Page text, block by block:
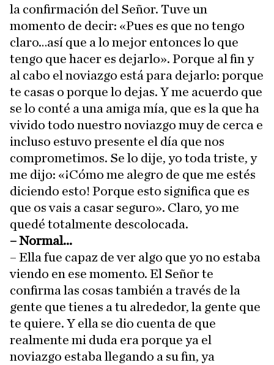
la confirmación del Señor. Tuve un
momento de decir: «Pues es que no tengo
claro…así que a lo mejor entonces lo que
tengo que hacer es dejarlo». Porque al fin y
al cabo el noviazgo está para dejarlo: porque
te casas o porque lo dejas. Y me acuerdo que
se lo conté a una amiga mía, que es la que ha
vivido todo nuestro noviazgo muy de cerca e
incluso estuvo presente el día que nos
comprometimos. Se lo dije, yo toda triste, y
me dijo: «¡Cómo me alegro de que me estés
diciendo esto! Porque esto significa que es
que os vais a casar seguro». Claro, yo me
quedé totalmente descolocada.
– Normal...
– Ella fue capaz de ver algo que yo no estaba
viendo en ese momento. El Señor te
confirma las cosas también a través de la
gente que tienes a tu alrededor, la gente que
te quiere. Y ella se dio cuenta de que
realmente mi duda era porque ya el
noviazgo estaba llegando a su fin, ya